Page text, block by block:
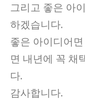
그리고 좋은 아
하겠습니다.
좋은 아이디어
면 내년에 꼭 채
다.
감사합니다.